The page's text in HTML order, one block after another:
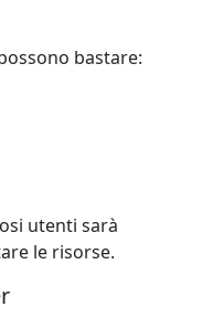
bastare:
utenti sarà
le risorse.